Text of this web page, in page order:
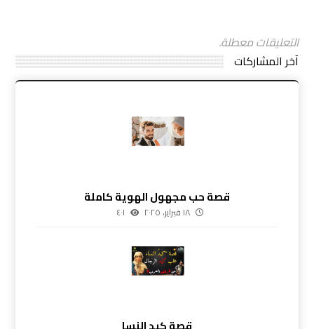
التعليقات معطلة.
آخر المشاركات
قصة حب مجهول الهوية كاملة
١٨ فبراير، ٢٠٢٥ ٤٠١